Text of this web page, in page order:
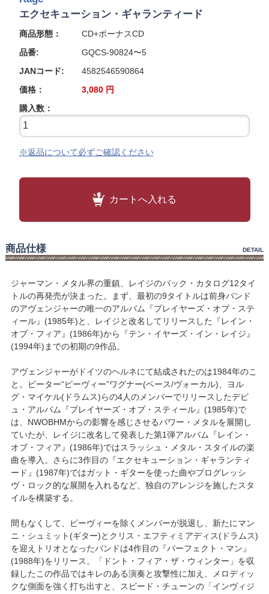
エクセキューション・ギャランティード
商品形態：
CD+ボーナスCD
品番:
GQCS-90824〜5
JANコード:
4582546590864
価格：
3,080 円
購入数：
※返品について必ずご確認ください
カートへ入れる
商品仕様 DETAIL
ジャーマン・メタル界の重鎮、レイジのバック・カタログ12タイ
トルの再発売が決まった。まず、最初の9タイトルは前身バンド
のアヴェンジャーの唯一のアルバム『プレイヤーズ・オブ・ステ
ィール』(1985年)と、レイジと改名してリリースした『レイン・
オブ・フィア』(1986年)から『テン・イヤーズ・イン・レイジ』
(1994年)までの初期の9作品。
アヴェンジャーがドイツのヘルネにて結成されたのは1984年のこ
と。ピーター“ピーヴィー”ワグナー(ベース/ヴォーカル)、ヨル
グ・マイケル(ドラムス)らの4人のメンバーでリリースしたデビ
ュ・アルバム『プレイヤーズ・オブ・スティール』(1985年)で
は、NWOBHMからの影響を感じさせるパワー・メタルを展開し
ていたが、レイジに改名して発表した第1弾アルバム『レイン・
オブ・フィア』(1986年)ではスラッシュ・メタル・スタイルの楽
曲を導入。さらに3作目の『エクセキューション・ギャランティ
ード』(1987年)ではガット・ギターを使った曲やプログレッシ
ヴ・ロック的な展開を入れるなど、独自のアレンジを施したスタ
イルを構築する。
間もなくして、ピーヴィーを除くメンバーが脱退し、新たにマン
ニ・シュミット(ギター)とクリス・エフティミアディス(ドラムス)
を迎えトリオとなったバンドは4作目の『パーフェクト・マン』
(1988年)をリリース。「ドント・フィア・ザ・ウィンター」を収
録したこの作品ではキレのある演奏と攻撃性に加え、メロディッ
クな側面を強く打ち出すと、スピード・チューンの「インヴィジ